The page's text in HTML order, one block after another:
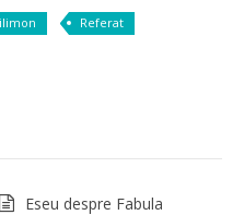
Referat
Eseu despre Fabula